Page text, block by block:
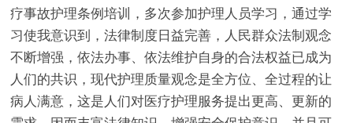
疗事故护理条例培训，多次参加护理人员学习，通过学
习使我意识到，法律制度日益完善，人民群众法制观念
不断增强，依法办事、依法维护自身的合法权益已成为
人们的共识，现代护理质量观念是全方位、全过程的让
病人满意，这是人们对医疗护理服务提出更高、更新的